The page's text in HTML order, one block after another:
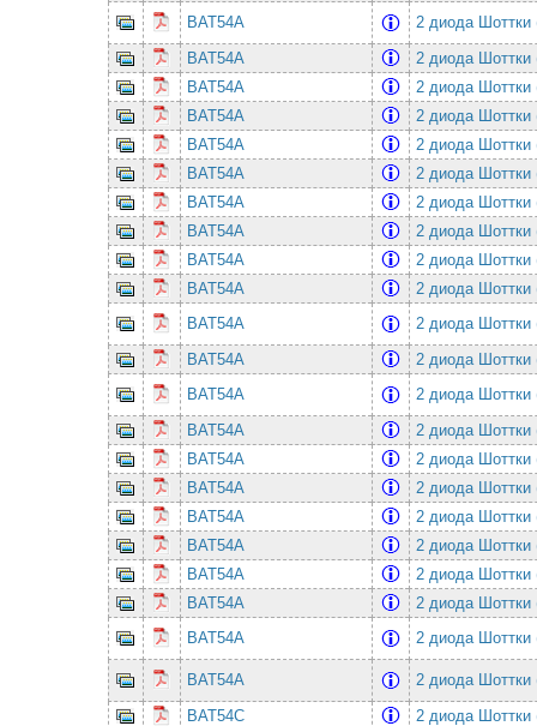
BAT54A
2 диода
BAT54A
2 диода
BAT54A
2 диода
BAT54A
2 диода
BAT54A
2 диода
BAT54A
2 диода
BAT54A
2 диода
BAT54A
2 диода
BAT54A
2 диода
BAT54A
2 диода
BAT54A
2 диода
BAT54A
2 диода
BAT54A
2 диода
BAT54A
2 диода
BAT54A
2 диода
BAT54A
2 диода
BAT54A
2 диода
BAT54A
2 диода
BAT54A
2 диода
BAT54A
2 диода
BAT54A
2 диода
BAT54A
2 диода
BAT54C
2 диода